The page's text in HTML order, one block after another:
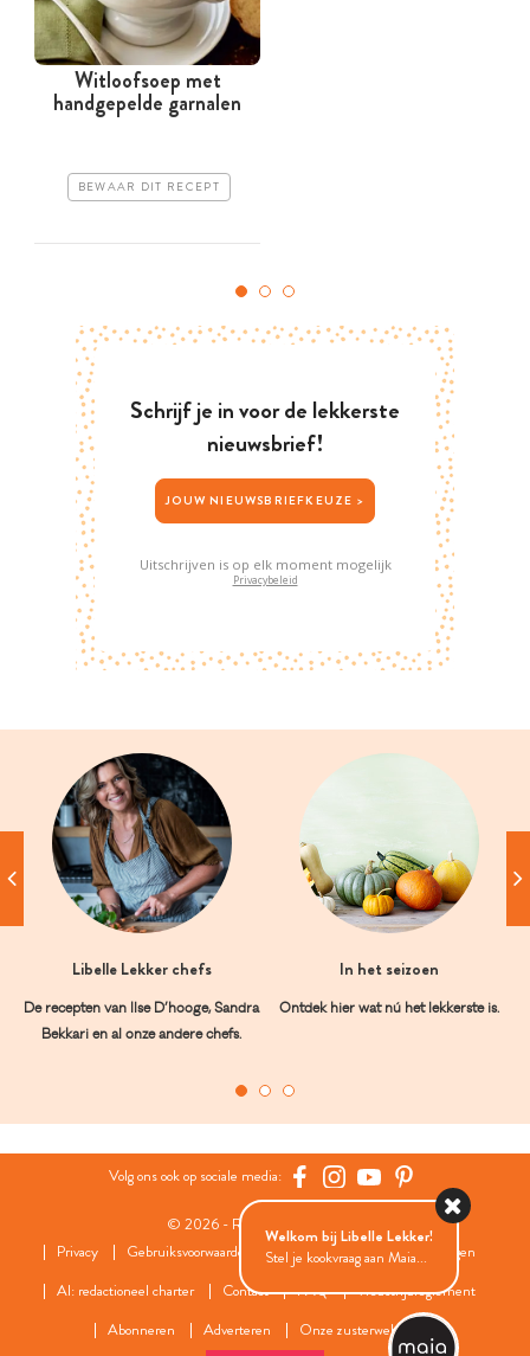
Witloofsoep met
handgepelde garnalen
BEWAAR DIT RECEPT
Schrijf je in voor de lekkerste
nieuwsbrief!
JOUW NIEUWSBRIEFKEUZE >
Uitschrijven is op elk moment mogelijk
Privacybeleid
Libelle Lekker chefs
De recepten van Ilse D’hooge, Sandra
Bekkari en al onze andere chefs.
In het seizoen
Ontdek hier wat nú het lekkerste is.
Volg ons ook op sociale media:
© 2026 - Roularta Media Group
Privacy
Gebruiksvoorwaarden Cookies
Cookies instellingen
AI: redactioneel charter
Contact FAQ
Wedstrijdreglement
Abonneren
Adverteren Onze zusterwebsites
Welkom bij Libelle Lekker!
Stel je kookvraag aan Maia...